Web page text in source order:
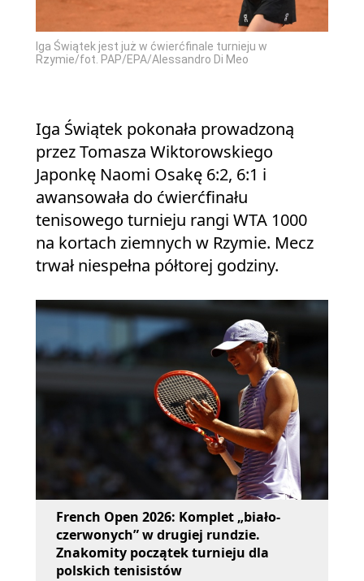
Iga Świątek jest już w ćwierćfinale turnieju w
Rzymie/fot. PAP/EPA/Alessandro Di Meo
Iga Świątek pokonała prowadzoną
przez Tomasza Wiktorowskiego
Japonkę Naomi Osakę 6:2, 6:1 i
awansowała do ćwierćfinału
tenisowego turnieju rangi WTA 1000
na kortach ziemnych w Rzymie. Mecz
trwał niespełna półtorej godziny.
French Open 2026: Komplet „biało-
czerwonych” w drugiej rundzie.
Znakomity początek turnieju dla
polskich tenisistów